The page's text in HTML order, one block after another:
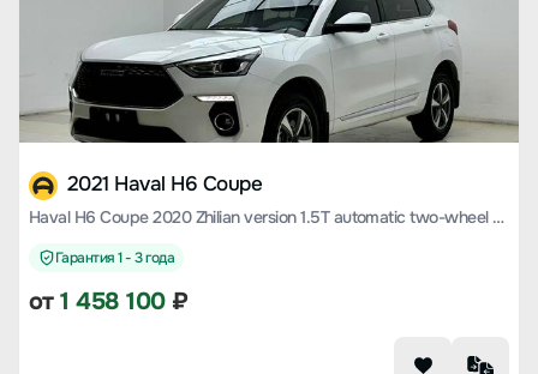
2021 Haval H6 Coupe
Haval H6 Coupe 2020 Zhilian version 1.5T automatic two-wheel drive luxury Zhilian type
Гарантия 1 - 3 года
от1 458 100₽